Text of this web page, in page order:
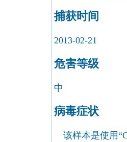
捕获时间
2013-02-21
危害等级
中
病毒症状
该样本是使用